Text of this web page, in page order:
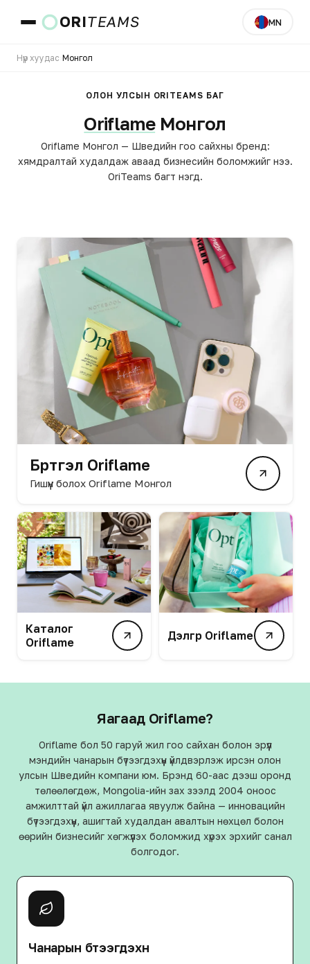
ORITEAMS MN
ЯВАХ
Нүүр хуудас Монгол
ОЛОН УЛСЫН ORITEAMS БАГ
OriflameМонгол
Oriflame Монгол — Шведийн гоо сайхны бренд:
хямдралтай худалдаж аваад бизнесийн боломжийг нээ.
OriTeams багт нэгд.
Бүртгэл Oriflame
Гишүүн болох Oriflame Монгол
Каталог
Oriflame
Дэлгүүр Oriflame
Яагаад Oriflame?
Oriflame бол 50 гаруй жил гоо сайхан болон эрүүл
мэндийн чанарын бүтээгдэхүүн үйлдвэрлэж ирсэн олон
улсын Шведийн компани юм. Брэнд 60-аас дээш оронд
төлөөлөгдөж, Mongolia-ийн зах зээлд 2004 оноос
амжилттай үйл ажиллагаа явуулж байна — инновацийн
бүтээгдэхүүн, ашигтай худалдан авалтын нөхцөл болон
өөрийн бизнесийг хөгжүүлэх боломжид хүрэх эрхийг санал
болгодог.
Чанарын бүтээгдэхүүн